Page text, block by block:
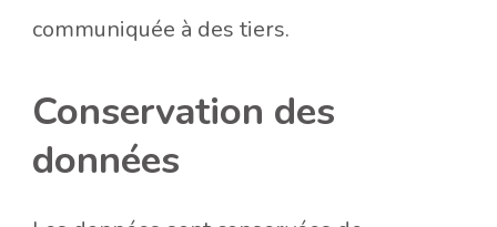
communiquée à des tiers.
Conservation des
données